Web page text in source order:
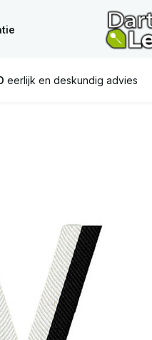
eerlijk en deskundig advies